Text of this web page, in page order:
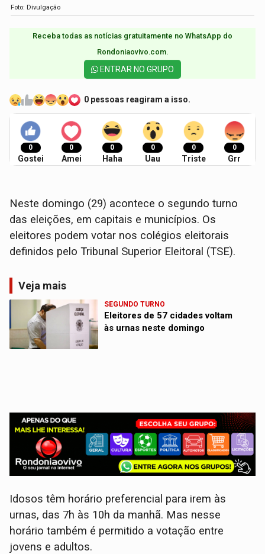
Foto: Divulgação
Receba todas as notícias gratuitamente no WhatsApp do
Rondoniaovivo.com.​
ENTRAR NO GRUPO
0 pessoas reagiram a isso.
0
Gostei
0
Amei
0
Haha
0
Uau
0
Triste
0
Grr
Neste domingo (29) acontece o segundo turno
das eleições, em capitais e municípios. Os
eleitores podem votar nos colégios eleitorais
definidos pelo Tribunal Superior Eleitoral (TSE).
Veja mais
SEGUNDO TURNO
Eleitores de 57 cidades voltam
às urnas neste domingo
Idosos têm horário preferencial para irem às
urnas, das 7h às 10h da manhã. Mas nesse
horário também é permitido a votação entre
jovens e adultos.